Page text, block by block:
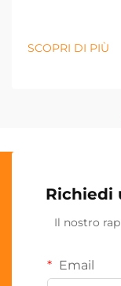
SCOPRI DI PIÙ
Richiedi
Il nostro
Email